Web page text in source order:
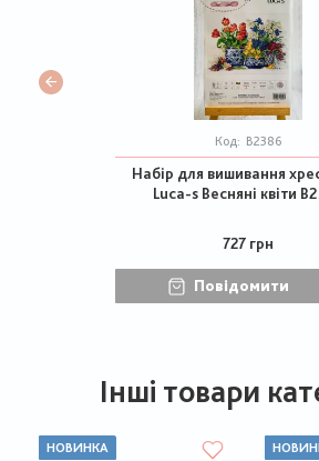
Код: В2386
Набір для вишивання
Luca-s Весняні квіти
727 грн
Повідомити
Інші товари
НОВИНКА